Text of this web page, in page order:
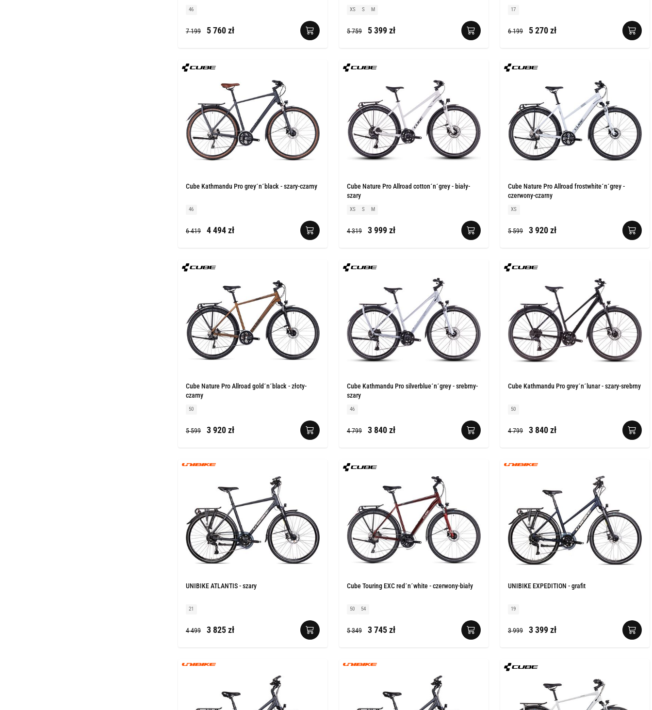
46
7 199 5 760 zł
XS S M
5 759 5 399 zł
17
6 199 5 270 zł
Cube Kathmandu Pro grey´n´black - szary-czarny
46
6 419 4 494 zł
Cube Nature Pro Allroad cotton´n´grey - biały-
szary
XS S M
4 319 3 999 zł
Cube Nature Pro Allroad frostwhite´n´grey -
czerwony-czarny
XS
5 599 3 920 zł
Cube Nature Pro Allroad gold´n´black - złoty-
czarny
50
5 599 3 920 zł
Cube Kathmandu Pro silverblue´n´grey - srebrny-
szary
46
4 799 3 840 zł
Cube Kathmandu Pro grey´n´lunar - szary-srebrny
50
4 799 3 840 zł
UNIBIKE ATLANTIS - szary
21
4 499 3 825 zł
Cube Touring EXC red´n´white - czerwony-biały
50 54
5 349 3 745 zł
UNIBIKE EXPEDITION - grafit
19
3 999 3 399 zł